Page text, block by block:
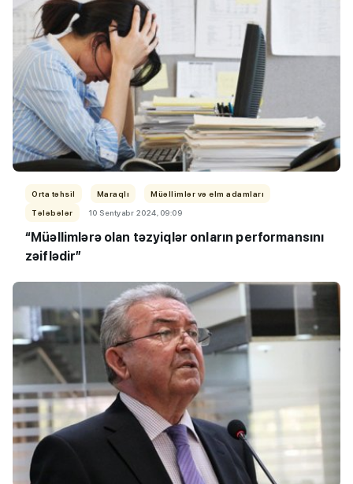
Orta təhsil Maraqlı
Müəllimlər və elm adamları
Tələbələr
10 Sentyabr 2024, 09:09
“Müəllimlərə olan təzyiqlər onların performansını
zəiflədir”